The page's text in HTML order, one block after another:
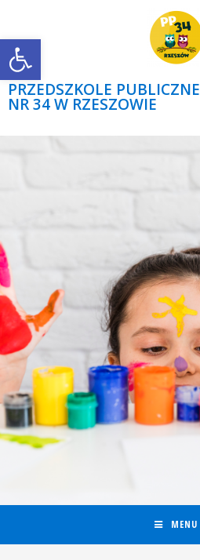
Open toolbar
PRZEDSZKOLE PUBLICZNE
NR 34 W RZESZOWIE
MENU